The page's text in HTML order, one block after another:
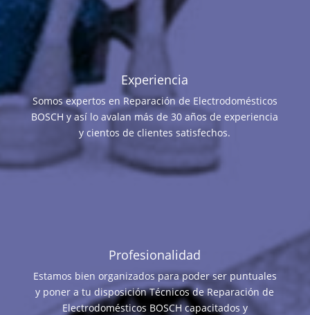
Experiencia
Somos expertos en Reparación de Electrodomésticos
BOSCH y así lo avalan más de 30 años de experiencia
y cientos de clientes satisfechos.
Profesionalidad
Estamos bien organizados para poder ser puntuales
y poner a tu disposición Técnicos de Reparación de
Electrodomésticos BOSCH capacitados y